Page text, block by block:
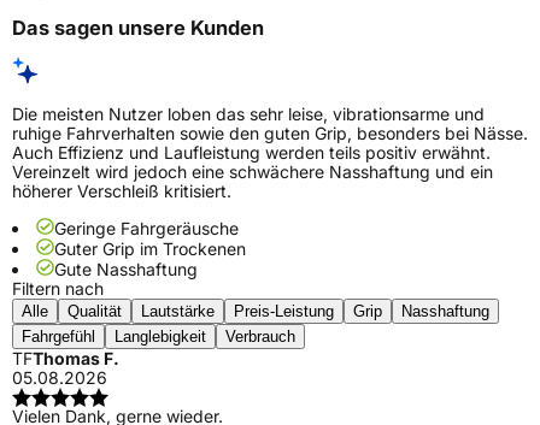
Das sagen unsere Kunden
Die meisten Nutzer loben das sehr leise, vibrationsarme und
ruhige Fahrverhalten sowie den guten Grip, besonders bei Nässe.
Auch Effizienz und Laufleistung werden teils positiv erwähnt.
Vereinzelt wird jedoch eine schwächere Nasshaftung und ein
höherer Verschleiß kritisiert.
Geringe Fahrgeräusche
Guter Grip im Trockenen
Gute Nasshaftung
Filtern nach
Alle Qualität Lautstärke Preis-Leistung Grip
Nasshaftung
Fahrgefühl
Langlebigkeit Verbrauch
TFThomas F.
05.08.2026
Vielen Dank, gerne wieder.